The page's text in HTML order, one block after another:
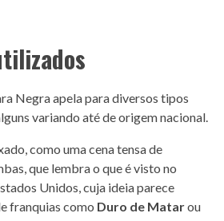
Negra apela para diversos tipos
variando até de origem nacional.
como uma cena tensa de
que lembra o que é visto no
Unidos, cuja ideia parece
franquias como Duro de Matarou